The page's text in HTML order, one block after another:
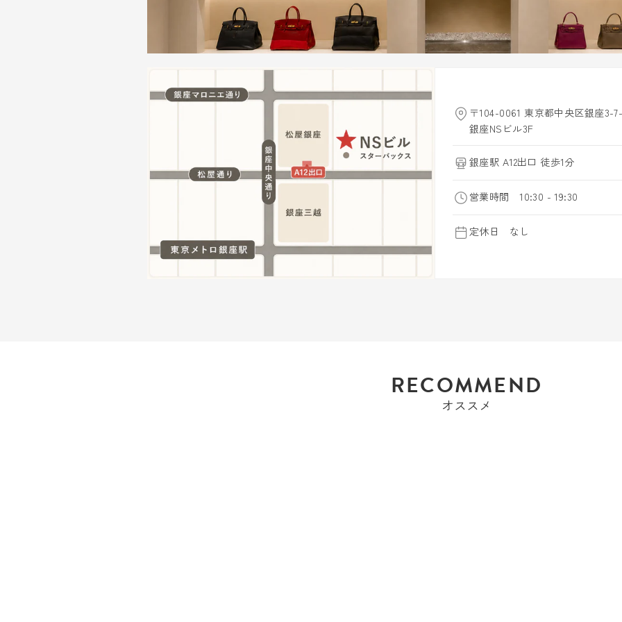
〒104-0061 東京都中央区銀座3-
銀座NSビル3F
銀座駅 A12出口 徒歩1分
営業時間 10:30 - 19:30
定休日 なし
RECOMMEND
オススメ